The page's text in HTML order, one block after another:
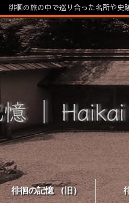
徘徊の記憶 （旧）
徘徊の旅の中で巡り合った名所や史